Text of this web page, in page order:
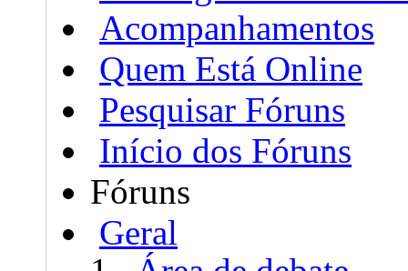
Acompanhamentos
Quem Está Online
Pesquisar Fóruns
Início dos Fóruns
Fóruns
Geral